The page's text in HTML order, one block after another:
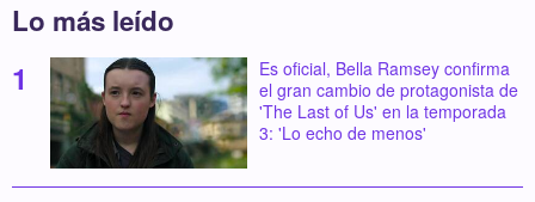
Lo más leído
Es oficial, Bella Ramsey confirma
el gran cambio de protagonista de
'The Last of Us' en la temporada
3: 'Lo echo de menos'